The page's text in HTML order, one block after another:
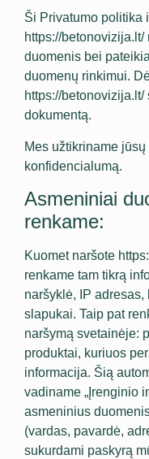
Ši Privatumo politika
https://
duomenis bei
duomenų rinkimui.
https://
dokumentą.
Mes užtikriname
konfidencialumą.
Asmeniniai
renkame:
Kuomet naršote
renkame tam tikrą
naršyklė, IP
slapukai. Taip pat
naršymą svetainėje:
produktai, kuriuos
informacija. Šią
vadiname „Įrenginio
asmeninius
(vardas, pavardė,
sukurdami paskyrą